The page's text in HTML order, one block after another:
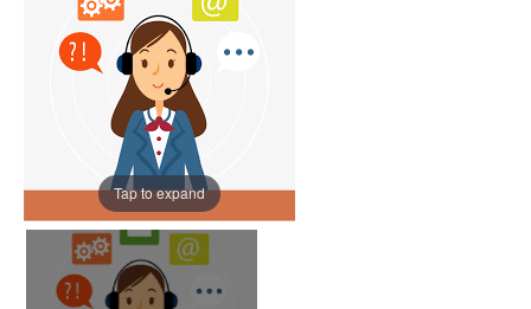
Tap to expand